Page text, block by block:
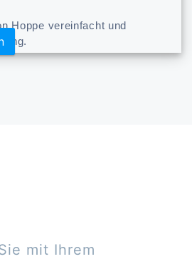
Hoppe vereinfacht und
mit Ihrem